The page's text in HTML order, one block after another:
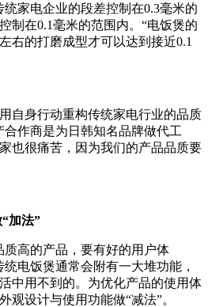
家电企业的段差控制在0.3毫米的
制在0.1毫米的范围内。“电饭煲的
右的打磨成型才可以达到接近0.1
自身行动重构传统家电行业的品质
作商是为日韩知名品牌做代工
也很痛苦，因为我们的产品品质要
加法”
质高的产品，要有好的用户体
电饭煲通常会附有一大堆功能，
中用不到的。为优化产品的使用体
观设计与使用功能做“减法”。